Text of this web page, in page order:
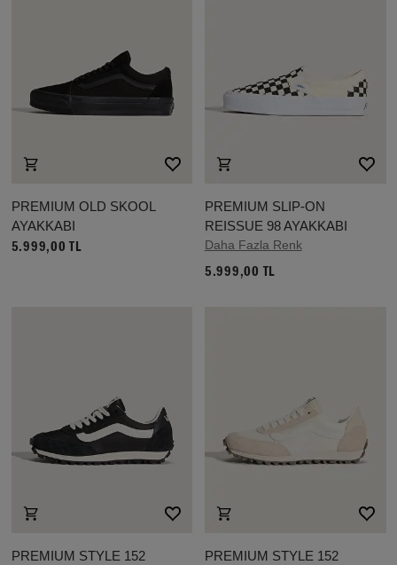
PREMIUM OLD SKOOL
AYAKKABI
5.999,00 TL
PREMIUM SLIP-ON
REISSUE 98 AYAKKABI
Daha Fazla Renk
5.999,00 TL
PREMIUM STYLE 152
PREMIUM STYLE 152